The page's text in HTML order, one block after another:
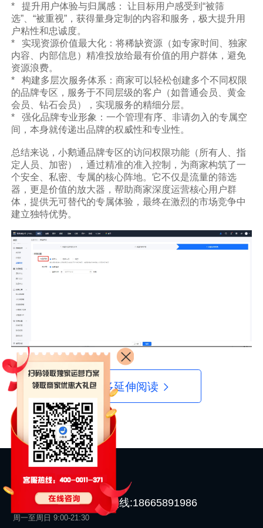
* 提升用户体验与归属感： 让目标用户感受到“被筛
选”、“被重视”，获得量身定制的内容和服务，极大提升用
户粘性和忠诚度。
* 实现资源价值最大化：将稀缺资源（如专家时间、独家
内容、内部信息）精准投放给最有价值的用户群体，避免
资源浪费。
* 构建多层次服务体系：商家可以轻松创建多个不同权限
的品牌专区，服务于不同层级的客户（如普通会员、黄金
会员、钻石会员），实现服务的精细分层。
* 强化品牌专业形象：一个管理有序、非请勿入的专属空
间，本身就传递出品牌的权威性和专业性。
总结来说，小鹅通品牌专区的访问权限功能（所有人、指
定人员、加密），通过精准的准入控制，为商家构筑了一
个安全、私密、专属的核心阵地。它不仅是流量的筛选
器，更是价值的放大器，帮助商家深度运营核心用户群
体，提供无可替代的专属体验，最终在激烈的市场竞争中
建立独特优势。
更多延伸阅读
400-0011-371
开店直通热线:18665891986
周一至周日 9:00-21:30